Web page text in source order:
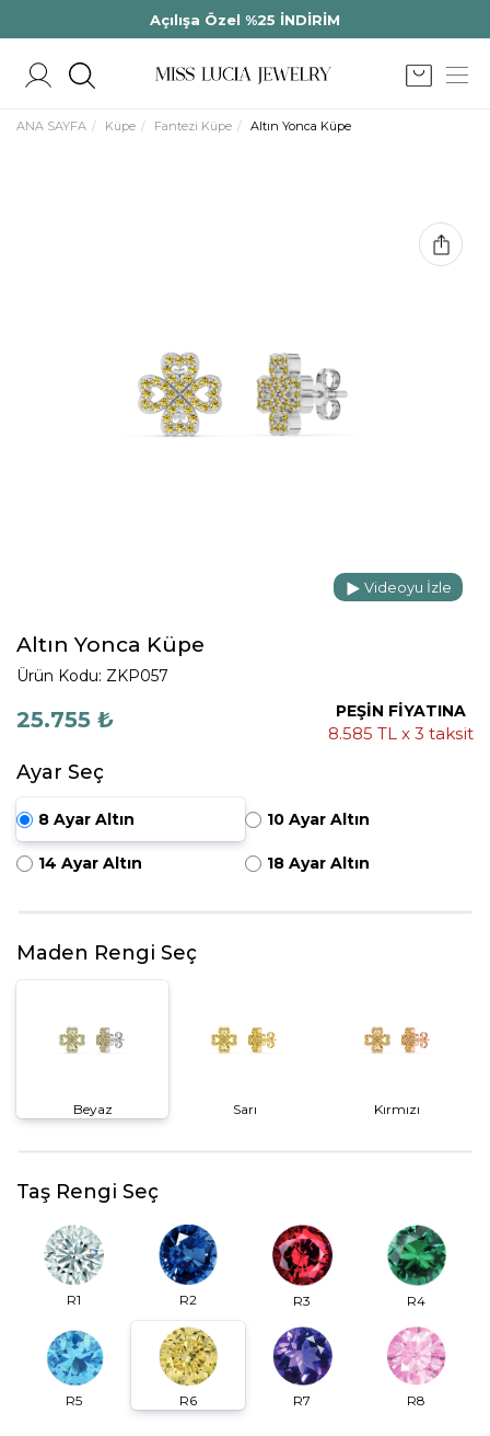
Açılışa Özel %25 İNDİRİM
ANA SAYFA Küpe Fantezi Küpe Altın Yonca Küpe
Videoyu İzle
Altın Yonca Küpe
Ürün Kodu: ZKP057
25.755 ₺ PEŞİN FİYATINA
8.585 TL x 3 taksit
Ayar Seç
8 Ayar Altın 10 Ayar Altın
14 Ayar Altın 18 Ayar Altın
Maden Rengi Seç
Beyaz Sarı Kırmızı
Taş Rengi Seç
R1 R2 R3 R4
R5 R6 R7 R8